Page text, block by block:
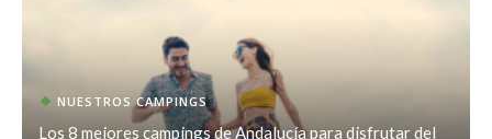
NUESTROS CAMPINGS
Los 8 mejores campings de Andalucía para disfrutar del